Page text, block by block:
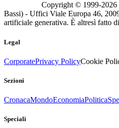
Copyright © 1999-2026
Bassi) - Uffici Viale Europa 46,
artificiale generativa. È altresì fatto
Legal
CorporatePrivacy PolicyCookie
Sezioni
CronacaMondoEconomiaPolitica
Speciali